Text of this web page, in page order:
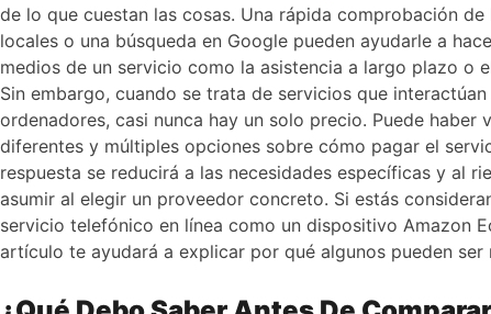
de lo que cuestan las cosas. Una rápida comprobación de
locales o una búsqueda en Google pueden ayudarle a
medios de un servicio como la asistencia a largo plazo o
Sin embargo, cuando se trata de servicios que
ordenadores, casi nunca hay un solo precio. Puede haber
diferentes y múltiples opciones sobre cómo pagar el
respuesta se reducirá a las necesidades específicas y al
asumir al elegir un proveedor concreto. Si estás
servicio telefónico en línea como un dispositivo Amazon
artículo te ayudará a explicar por qué algunos pueden ser